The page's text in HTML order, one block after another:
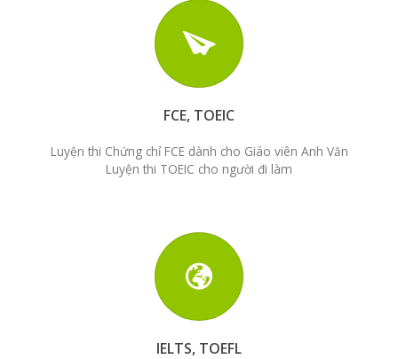
FCE, TOEIC
Luyện thi Chứng chỉ FCE dành cho Giáo viên Anh Văn
Luyện thi TOEIC cho người đi làm
IELTS, TOEFL